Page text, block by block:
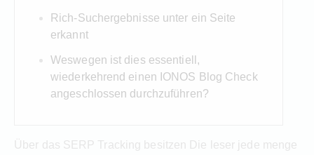
Rich-Suchergebnisse unter ein Seite
erkannt
Weswegen ist dies essentiell,
wiederkehrend einen IONOS Blog Check
angeschlossen durchzuführen?
Über das SERP Tracking besitzen Die leser jede menge